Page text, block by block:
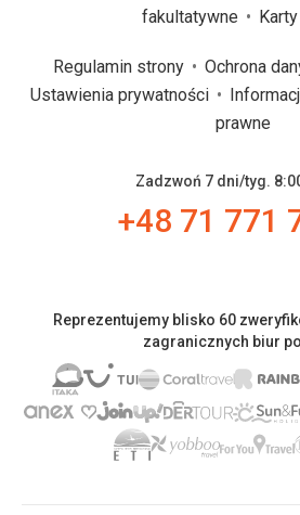
fakultatywne
Regulamin strony
Ochrona
Ustawienia prywatności
prawne
Zadzwoń 7 dni/tyg.
+48 71 771
Reprezentujemy blisko 60
zagranicznych biur